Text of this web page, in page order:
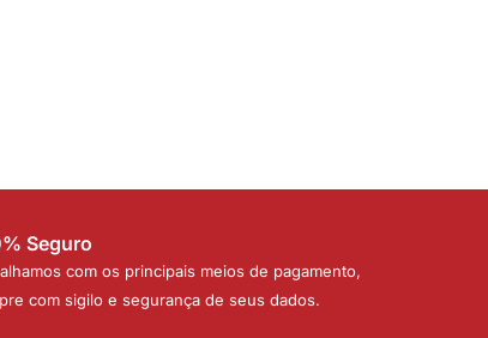
Seguro
com os principais meios de pagamento,
com sigilo e segurança de seus dados.